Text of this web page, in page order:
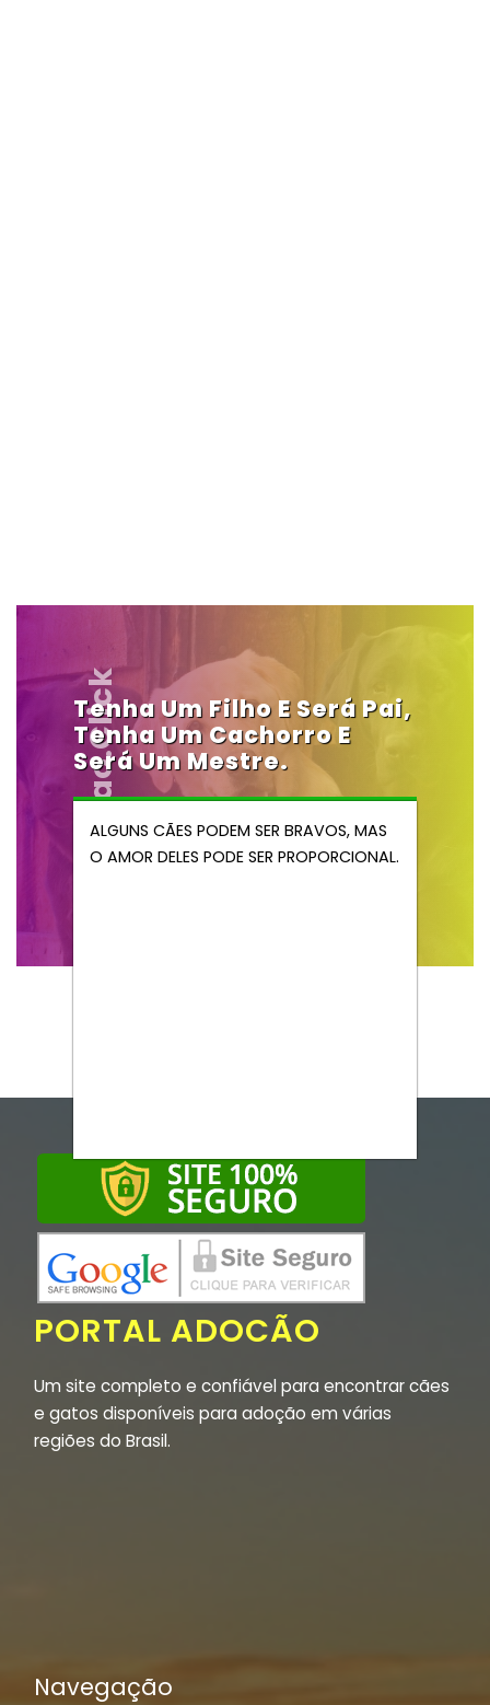
Vendocao.click
Tenha Um Filho E Será Pai,
Tenha Um Cachorro E
Será Um Mestre.
ALGUNS CÃES PODEM SER BRAVOS, MAS
O AMOR DELES PODE SER PROPORCIONAL.
PORTAL ADOCÃO
Um site completo e confiável para encontrar cães
e gatos disponíveis para adoção em várias
regiões do Brasil.
Navegação